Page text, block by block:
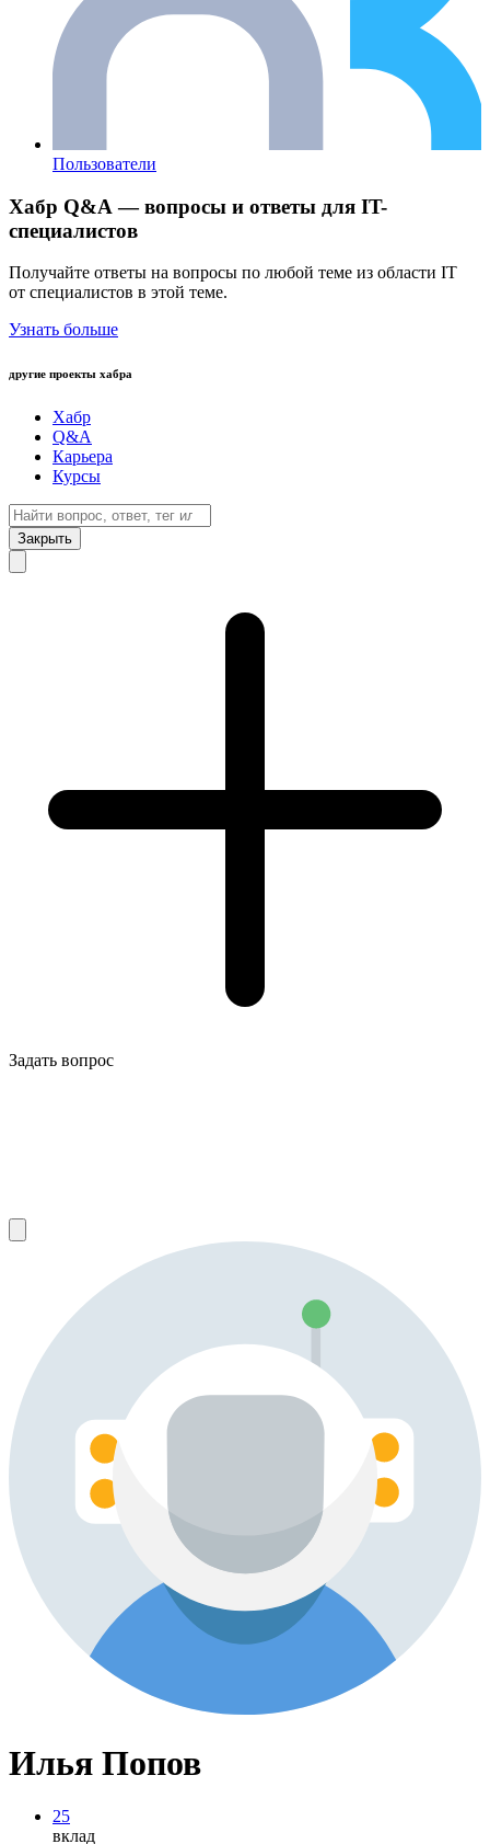
Пользователи
Хабр Q&A — вопросы и ответы для IT-
специалистов
Получайте ответы на вопросы по любой теме из области IT
от специалистов в этой теме.
Узнать больше
другие проекты хабра
Хабр
Q&A
Карьера
Курсы
Закрыть
Задать вопрос
Илья Попов
25
вклад